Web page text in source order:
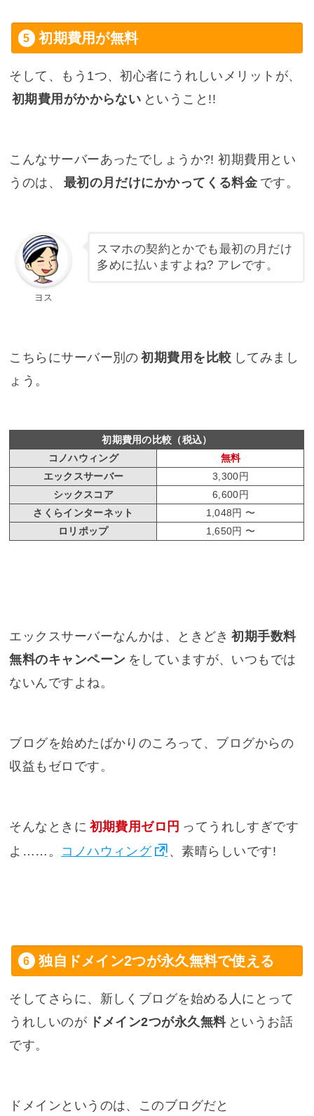
初期費用が無料
そして、もう1つ、初心者にうれしいメリットが、
初期費用がかからない ということ!!
こんなサーバーあったでしょうか?! 初期費用とい
うのは、
最初の月だけにかかってくる料金 です。
ヨス
スマホの契約とかでも最初の月だけ
多めに払いますよね? アレです。
こちらにサーバー別の 初期費用を比較 してみまし
ょう。
初期費用の比較（税込）
コノハウィング
無料
エックスサーバー
3,300円
シックスコア
6,600円
さくらインターネット
1,048円 〜
ロリポップ
1,650円 〜
エックスサーバーなんかは、ときどき 初期手数料
無料のキャンペーン をしていますが、いつもでは
ないんですよね。
ブログを始めたばかりのころって、ブログからの
収益もゼロです。
そんなときに 初期費用ゼロ円 ってうれしすぎです
よ……。 コノハウィング 、素晴らしいです!
独自ドメイン2つが永久無料で使える
そしてさらに、新しくブログを始める人にとって
うれしいのが ドメイン2つが永久無料 というお話
です。
ドメインというのは、このブログだと